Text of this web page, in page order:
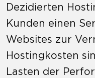
Dezidierten
Kunden einen
Websites zur
Hostingkosten
Lasten der